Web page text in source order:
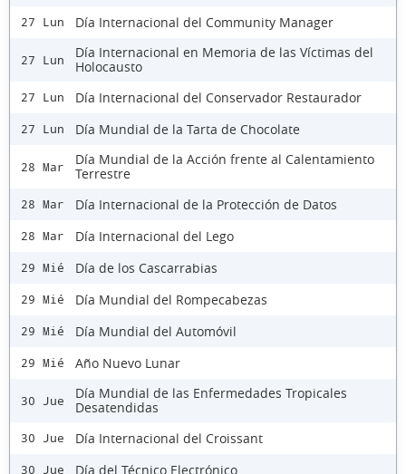
27 Lun Día Internacional del Community Manager
27 Lun
Día Internacional en Memoria de las Víctimas del
Holocausto
27 Lun Día Internacional del Conservador Restaurador
27 Lun Día Mundial de la Tarta de Chocolate
28 Mar
Día Mundial de la Acción frente al Calentamiento
Terrestre
28 Mar Día Internacional de la Protección de Datos
28 Mar Día Internacional del Lego
29 Mié Día de los Cascarrabias
29 Mié Día Mundial del Rompecabezas
29 Mié Día Mundial del Automóvil
29 Mié Año Nuevo Lunar
30 Jue
Día Mundial de las Enfermedades Tropicales
Desatendidas
30 Jue Día Internacional del Croissant
30 Jue Día del Técnico Electrónico